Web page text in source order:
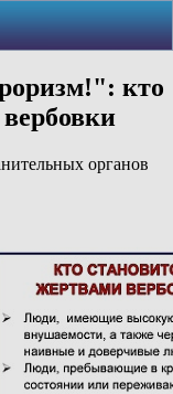
кто
органов